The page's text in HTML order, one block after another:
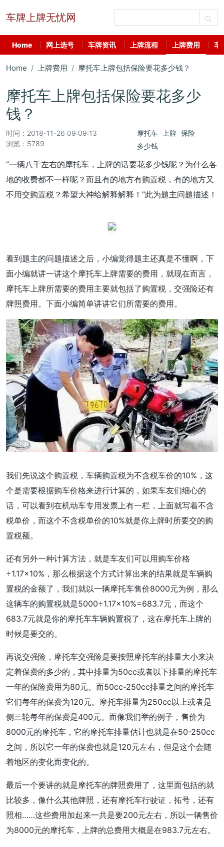
车牌上牌无忧网
Home 网上选号 车牌资讯 上牌流程 上牌费用 车
Home 上牌费用 摩托车上牌包括保险要花多少钱？
摩托车上牌包括保险要花多少
钱？
时间： 2018-11-26 09:09:13
浏览：5789
摩托车 上牌 保险
多少钱
“一辆八千左右的摩托车，上牌的话要花多少钱呢？为什么各
地的收费都不一样呢？而且有的地方有购置税，有的地方又
不用交购置税？希望大神给解释解释！”此为题主问题描述！
看到题主的问题描述之后，小编觉得题主还真是不懂啊，下
面小编就讲一讲这个摩托车上牌需要的费用，就现在而言，
摩托车上牌所需要的费用主要就包括了购置税，交强险还有
牌照费用。下面小编简单讲讲它们所需要的费用。
我们先说这个购置税，车辆购置税为不含税车价的10%，这
个是需要根据购车价格来进行计算的，如果车友们细心的
话，可以看到在机动车专用发票上有一栏，上面就写着不含
税单价，而这个不含税单价的10%就是你上牌时所要交的购
置税额。
还有另外一种计算方法，就是车友们可以用购车价格
÷1.17×10%，那么根据这个方式计算出来的结果就是车辆购
置税的金额了，我们就以一辆摩托车售价8000元为例，那么
这辆车的购置税就是5000÷1.17×10%=683.7元，而这个
683.7元就是你的摩托车车辆购置税了，这在摩托车上牌的
时候是要交的。
再说交强险，摩托车交强险是要按照摩托车的排量大小来决
定着保费的多少的，其中排量为50cc或者以下排量的摩托车
一年的保险费用为80元。而50cc-250cc排量之间的摩托车
它们每年的保费为120元。摩托车排量为250cc以上或者是
侧三轮每年的保费是400元。而像我们举的例子，售价为
8000元的摩托车，它的摩托车排量估计也就是在50-250cc
之间，所以它一年的保费也就是120元左右，但是这个会随
着地区的变化而变化的。
最后一个要讲的就是摩托车的牌照费用了，这里面包括的就
比较多，像什么其他牌照，还有摩托车行驶证，拓号，还有
照相……这些费用加起来一共是要200元左右，所以一辆售价
为8000元的摩托车，上牌的总费用大概是在983.7元左右。